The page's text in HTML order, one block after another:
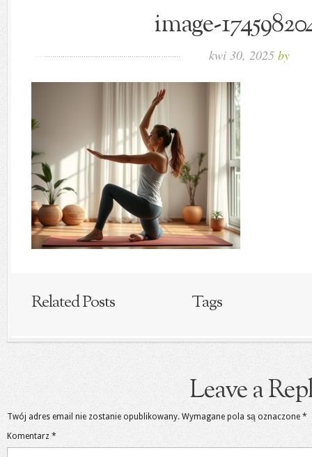
image-
kwi 30, 2025 by
Related Posts Tags
Leave a
Twój adres email nie zostanie opublikowany. Wymagane pola są oznaczone *
Komentarz *